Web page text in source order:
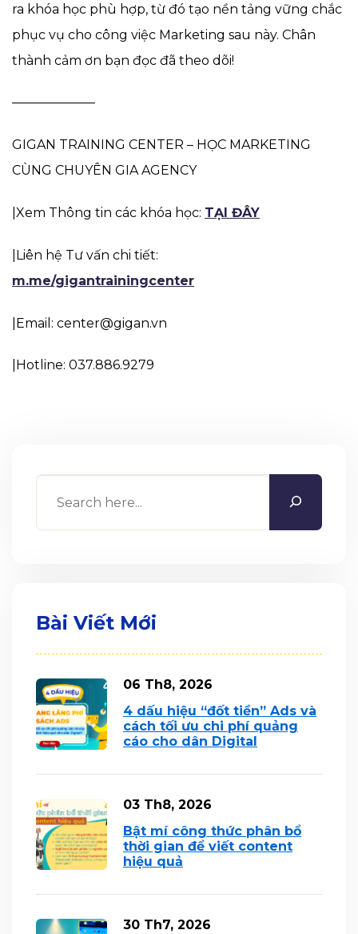
ra khóa học phù hợp, từ đó tạo nền tảng vững chắc
phục vụ cho công việc Marketing sau này. Chân
thành cảm ơn bạn đọc đã theo dõi!
——————–
GIGAN TRAINING CENTER – HỌC MARKETING
CÙNG CHUYÊN GIA AGENCY
|Xem Thông tin các khóa học: TẠI ĐÂY
|Liên hệ Tư vấn chi tiết:
m.me/gigantrainingcenter
|Email: center@gigan.vn
|Hotline: 037.886.9279
Search
Bài Viết Mới
06 Th8, 2026
4 dấu hiệu “đốt tiền” Ads và
cách tối ưu chi phí quảng
cáo cho dân Digital
03 Th8, 2026
Bật mí công thức phân bổ
thời gian để viết content
hiệu quả
30 Th7, 2026